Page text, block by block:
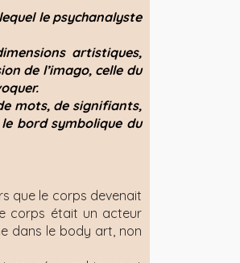
le psychanalyste
artistiques,
de l’imago, celle du
mots, de signifiants,
bord symbolique du
que le corps devenait
corps était un acteur
dans le body art, non